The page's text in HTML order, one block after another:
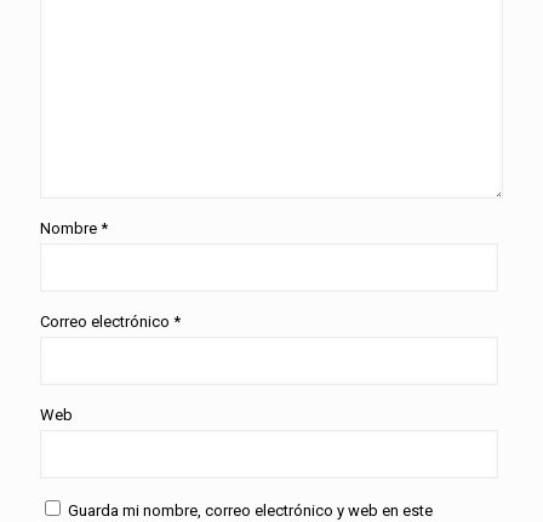
Nombre *
Correo electrónico *
Web
Guarda mi nombre, correo electrónico y web en este